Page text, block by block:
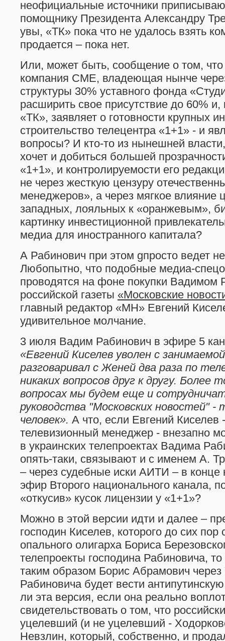
неофициальные источники
помощнику Президента Александру
увы, «ТК» пока что не удалось взять
продается – пока нет.
Или, может быть, сообщение о том, что
компания СМЕ, владеющая нынче
структуры 30% уставного фонда
расширить свое присутствие до 60% и,
«ТК», заявляет о готовности крупных
строительство телецентра «1+1» - и
вопросы? И кто-то из нынешней
хочет и добиться большей
«1+1», и контролируемости его
не через жесткую цензуру
менеджеров», а через мягкое влияние
западных, лояльных к «оранжевым»,
картинку инвестиционной
медиа для иностранного капитала?
А Рабинович при этом gпросто ведет
Любопытно, что подобные медиа-
проводятся на фоне покупки Вадимом
российской газеты «Московские
главный редактор «МН» Евгений
удивительное молчание.
3 июля Вадим Рабинович в эфире 5
«Евгений Киселев уволен с
разговаривал с Женей два раза по
никаких вопросов друг к другу. Более
вопросах мы будем еще и
руководства "Московских новостей" -
человек». А что, если Евгений Киселев
телевизионный менеджер - внезапно
в украинских телепроектах Вадима
опять-таки, связывают и с именем А.
– через судебные иски АИТИ – в конце
эфир Второго национального канала,
«откусив» кусок лицензии у «1+1»?
Можно в этой версии идти и далее –
господин Киселев, которого до сих
опального олигарха Бориса
телепроекты господина Рабиновича, то
таким образом Борис Абрамович через
Рабиновича будет вести
ли эта версия, если она реально
свидетельствовать о том, что
уцелевший (и не уцелевший -
Невзлин, который, собственно, и